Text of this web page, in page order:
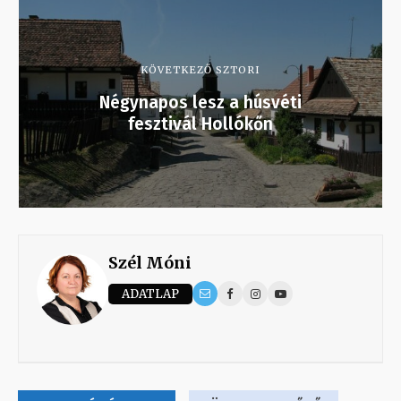
KÖVETKEZŐ SZTORI
Négynapos lesz a húsvéti
fesztivál Hollókőn
Szél Móni
ADATLAP